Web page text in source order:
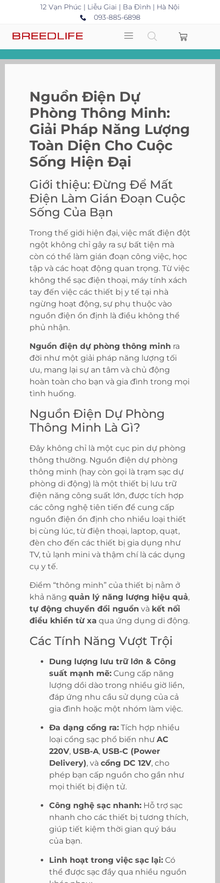
12 Vạn Phúc | Liễu Giai | Ba Đình | Hà Nội
093-885-6898
Nguồn Điện Dự
Phòng Thông Minh:
Giải Pháp Năng Lượng
Toàn Diện Cho Cuộc
Sống Hiện Đại
Giới thiệu: Đừng Để Mất
Điện Làm Gián Đoạn Cuộc
Sống Của Bạn
Trong thế giới hiện đại, việc mất điện đột
ngột không chỉ gây ra sự bất tiện mà
còn có thể làm gián đoạn công việc, học
tập và các hoạt động quan trọng. Từ việc
không thể sạc điện thoại, máy tính xách
tay đến việc các thiết bị y tế tại nhà
ngừng hoạt động, sự phụ thuộc vào
nguồn điện ổn định là điều không thể
phủ nhận.
Nguồn điện dự phòng thông minh ra
đời như một giải pháp năng lượng tối
ưu, mang lại sự an tâm và chủ động
hoàn toàn cho bạn và gia đình trong mọi
tình huống.
Nguồn Điện Dự Phòng
Thông Minh Là Gì?
Đây không chỉ là một cục pin dự phòng
thông thường. Nguồn điện dự phòng
thông minh (hay còn gọi là trạm sạc dự
phòng di động) là một thiết bị lưu trữ
điện năng công suất lớn, được tích hợp
các công nghệ tiên tiến để cung cấp
nguồn điện ổn định cho nhiều loại thiết
bị cùng lúc, từ điện thoại, laptop, quạt,
đèn cho đến các thiết bị gia dụng như
TV, tủ lạnh mini và thậm chí là các dụng
cụ y tế.
Điểm “thông minh” của thiết bị nằm ở
khả năng quản lý năng lượng hiệu quả,
tự động chuyển đổi nguồn và kết nối
điều khiển từ xa qua ứng dụng di động.
Các Tính Năng Vượt Trội
Dung lượng lưu trữ lớn & Công
suất mạnh mẽ: Cung cấp năng
lượng dồi dào trong nhiều giờ liền,
đáp ứng nhu cầu sử dụng của cả
gia đình hoặc một nhóm làm việc.
Đa dạng cổng ra: Tích hợp nhiều
loại cổng sạc phổ biến như AC
220V, USB-A, USB-C (Power
Delivery), và cổng DC 12V, cho
phép bạn cấp nguồn cho gần như
mọi thiết bị điện tử.
Công nghệ sạc nhanh: Hỗ trợ sạc
nhanh cho các thiết bị tương thích,
giúp tiết kiệm thời gian quý báu
của bạn.
Linh hoạt trong việc sạc lại: Có
thể được sạc đầy qua nhiều nguồn